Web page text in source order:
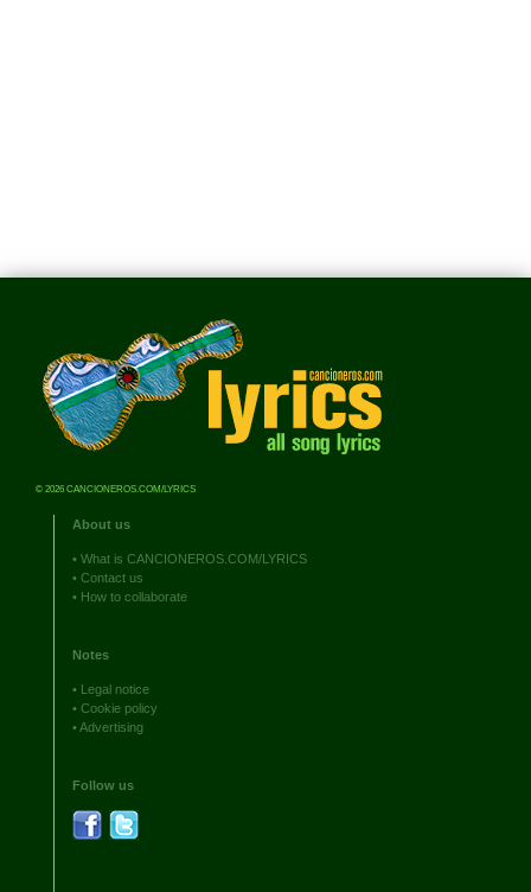
© 2026 CANCIONEROS.COM/LYRICS
About us
• What is CANCIONEROS.COM/LYRICS
• Contact us
• How to collaborate
Notes
• Legal notice
• Cookie policy
•Advertising
Follow us